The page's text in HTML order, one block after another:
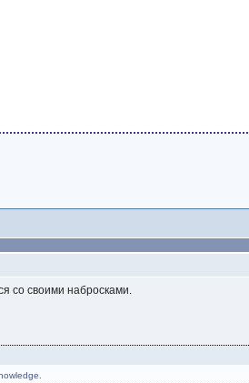
со своими набросками.